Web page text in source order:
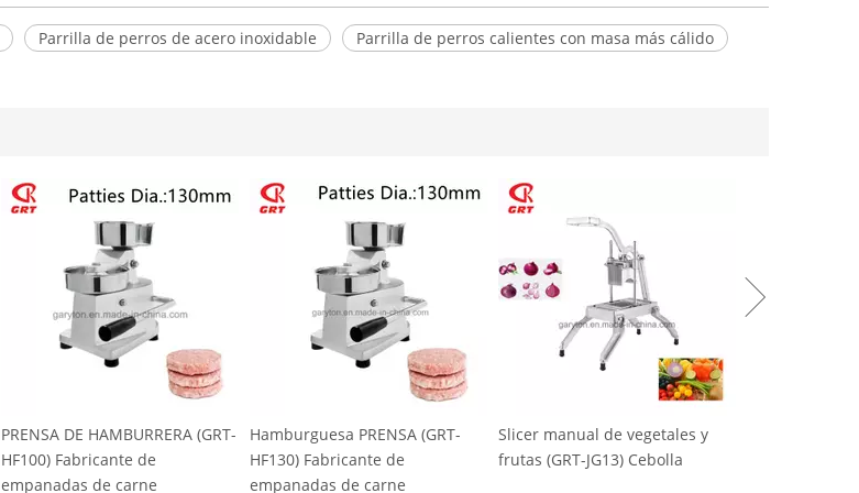
Parrilla de perros de acero inoxidable Parrilla de perros calientes con masa más cálido
Hamburguesa PRENSA (GRT-
HF130) Fabricante de
empanadas de carne
Slicer manual de vegetales y
frutas (GRT-JG13) Cebolla
Máquina de hielo comercial de
nieve (GRT-SZB-20) AC220